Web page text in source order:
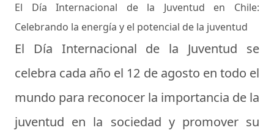
El Día Internacional de la Juventud en Chile:
Celebrando la energía y el potencial de la juventud
El Día Internacional de la Juventud se
celebra cada año el 12 de agosto en todo el
mundo para reconocer la importancia de la
juventud en la sociedad y promover su